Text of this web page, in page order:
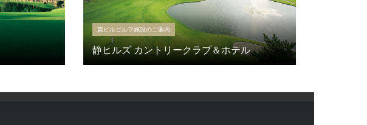
森ビルゴルフ施設のご案内
静ヒルズ カントリークラブ＆ホテル